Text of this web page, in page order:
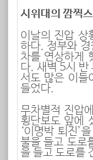
시위대의 깜찍
이날의 진압 상
하다. 정부와
차를 연상하게
다. 새벽 5시 반
서도 많은 이들
들었다.
무차별적 진압
횡단보도 앞에
‘이명박 퇴진’
불을 들고 도로
을 들고 도로를